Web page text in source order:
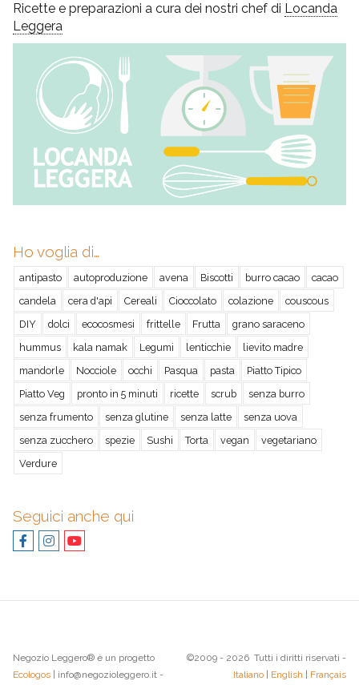
Ricette e preparazioni a cura dei nostri chef di Locanda
Leggera
Ho voglia di…
antipasto autoproduzione avena Biscotti burro cacao
cacao
candela
cera d'api Cereali Cioccolato colazione
couscous
DIY
dolci ecocosmesi frittelle Frutta
grano saraceno
hummus
kala namak Legumi lenticchie
lievito madre
mandorle
Nocciole occhi Pasqua pasta
Piatto Tipico
Piatto Veg
pronto in 5 minuti ricette scrub
senza burro
senza frumento
senza glutine senza latte
senza uova
senza zucchero
spezie Sushi Torta vegan
vegetariano
Verdure
Seguici anche qui
Negozio Leggero® è un progetto
Ecologos | info@negozioleggero.it -
©2009 - 2026 Tutti i diritti riservati -
Italiano | English | Français